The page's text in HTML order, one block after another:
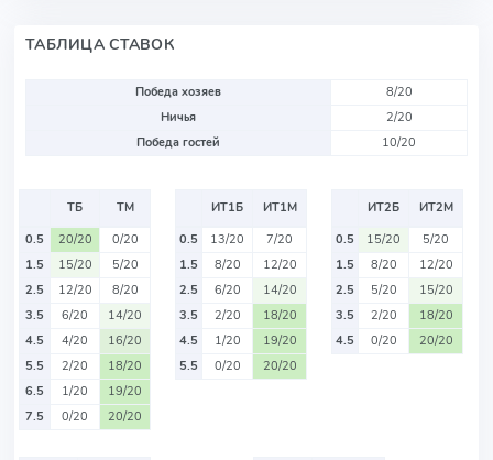
ТАБЛИЦА СТАВОК
Победа хозяев
8/20
Ничья
2/20
Победа гостей
10/20
ТБ
ТМ
0.5
20/20
0/20
1.5
15/20
5/20
2.5
12/20
8/20
3.5
6/20
14/20
4.5
4/20
16/20
5.5
2/20
18/20
6.5
1/20
19/20
7.5
0/20 20/20
ИТ1Б
ИТ1М
0.5
13/20
7/20
1.5
8/20
12/20
2.5
6/20
14/20
3.5
2/20
18/20
4.5
1/20
19/20
5.5
0/20 20/20
ИТ2Б
ИТ2М
0.5
15/20
5/20
1.5
8/20
12/20
2.5
5/20
15/20
3.5
2/20
18/20
4.5
0/20 20/20